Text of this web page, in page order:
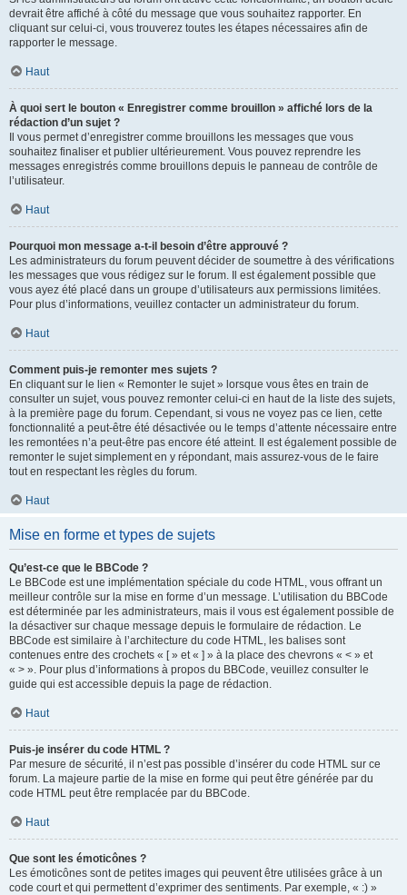
devrait être affiché à côté du message que vous souhaitez rapporter. En
cliquant sur celui-ci, vous trouverez toutes les étapes nécessaires afin de
rapporter le message.
Haut
À quoi sert le bouton « Enregistrer comme brouillon » affiché lors de la
rédaction d’un sujet ?
Il vous permet d’enregistrer comme brouillons les messages que vous
souhaitez finaliser et publier ultérieurement. Vous pouvez reprendre les
messages enregistrés comme brouillons depuis le panneau de contrôle de
l’utilisateur.
Haut
Pourquoi mon message a-t-il besoin d’être approuvé ?
Les administrateurs du forum peuvent décider de soumettre à des vérifications
les messages que vous rédigez sur le forum. Il est également possible que
vous ayez été placé dans un groupe d’utilisateurs aux permissions limitées.
Pour plus d’informations, veuillez contacter un administrateur du forum.
Haut
Comment puis-je remonter mes sujets ?
En cliquant sur le lien « Remonter le sujet » lorsque vous êtes en train de
consulter un sujet, vous pouvez remonter celui-ci en haut de la liste des sujets,
à la première page du forum. Cependant, si vous ne voyez pas ce lien, cette
fonctionnalité a peut-être été désactivée ou le temps d’attente nécessaire entre
les remontées n’a peut-être pas encore été atteint. Il est également possible de
remonter le sujet simplement en y répondant, mais assurez-vous de le faire
tout en respectant les règles du forum.
Haut
Mise en forme et types de sujets
Qu’est-ce que le BBCode ?
Le BBCode est une implémentation spéciale du code HTML, vous offrant un
meilleur contrôle sur la mise en forme d’un message. L’utilisation du BBCode
est déterminée par les administrateurs, mais il vous est également possible de
la désactiver sur chaque message depuis le formulaire de rédaction. Le
BBCode est similaire à l’architecture du code HTML, les balises sont
contenues entre des crochets « [ » et « ] » à la place des chevrons « < » et
« > ». Pour plus d’informations à propos du BBCode, veuillez consulter le
guide qui est accessible depuis la page de rédaction.
Haut
Puis-je insérer du code HTML ?
Par mesure de sécurité, il n’est pas possible d’insérer du code HTML sur ce
forum. La majeure partie de la mise en forme qui peut être générée par du
code HTML peut être remplacée par du BBCode.
Haut
Que sont les émoticônes ?
Les émoticônes sont de petites images qui peuvent être utilisées grâce à un
code court et qui permettent d’exprimer des sentiments. Par exemple, « :) »